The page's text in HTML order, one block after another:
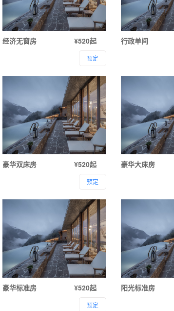
经济无窗房 ¥520起
预定
行政单间
豪华双床房 ¥520起
预定
豪华大床房
豪华标准房 ¥520起
预定
阳光标准房